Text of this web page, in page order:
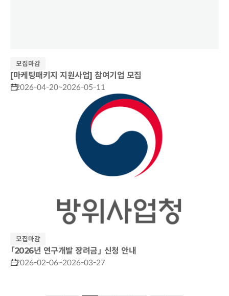
모집마감
[마케팅패키지 지원사업] 참여기업 모집
2026-04-20~2026-05-11
모집마감
「2026년 연구개발 장려금」 신청 안내
2026-02-06~2026-03-27